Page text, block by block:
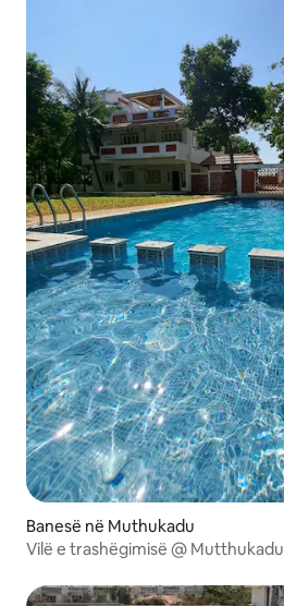
Banesë në Muthukadu
Vilë e trashëgimisë @ Mutthukadu